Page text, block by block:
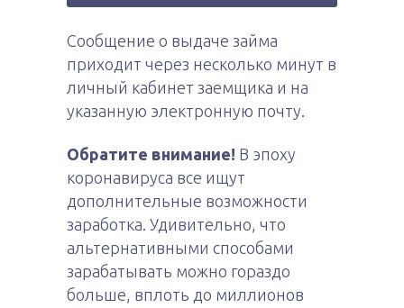
Сообщение о выдаче займа
приходит через несколько минут в
личный кабинет заемщика и на
указанную электронную почту.
Обратите внимание! В эпоху
коронавируса все ищут
дополнительные возможности
заработка. Удивительно, что
альтернативными способами
зарабатывать можно гораздо
больше, вплоть до миллионов